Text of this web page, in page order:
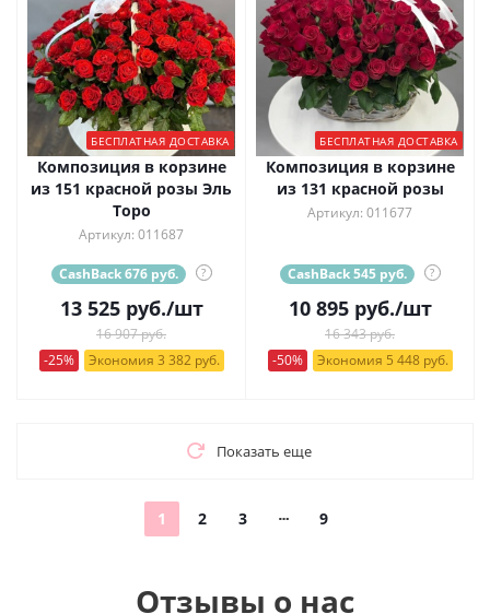
БЕСПЛАТНАЯ ДОСТАВКА
Композиция в корзине
из 151 красной розы Эль
Торо
Артикул: 011687
CashBack 676 руб. ?
13 525руб./шт
16 907 руб.
-25%
Экономия 3 382 руб.
БЕСПЛАТНАЯ ДОСТАВКА
Композиция в корзине
из 131 красной розы
Артикул: 011677
CashBack 545 руб. ?
10 895руб./шт
16 343 руб.
-50%
Экономия 5 448 руб.
Показать еще
1 2 3 9
Отзывы о нас